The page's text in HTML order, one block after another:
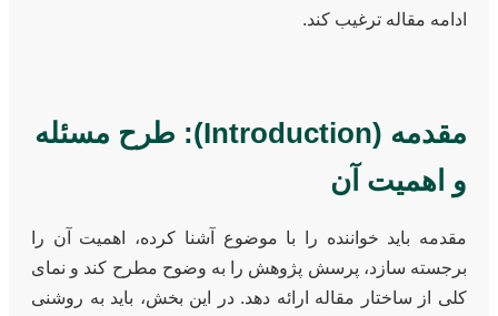
ادامه مقاله ترغیب کند.
مقدمه (Introduction): طرح مسئله
و اهمیت آن
مقدمه باید خواننده را با موضوع آشنا کرده، اهمیت آن را
برجسته سازد، پرسش پژوهش را به وضوح مطرح کند و نمای
کلی از ساختار مقاله ارائه دهد. در این بخش، باید به روشنی